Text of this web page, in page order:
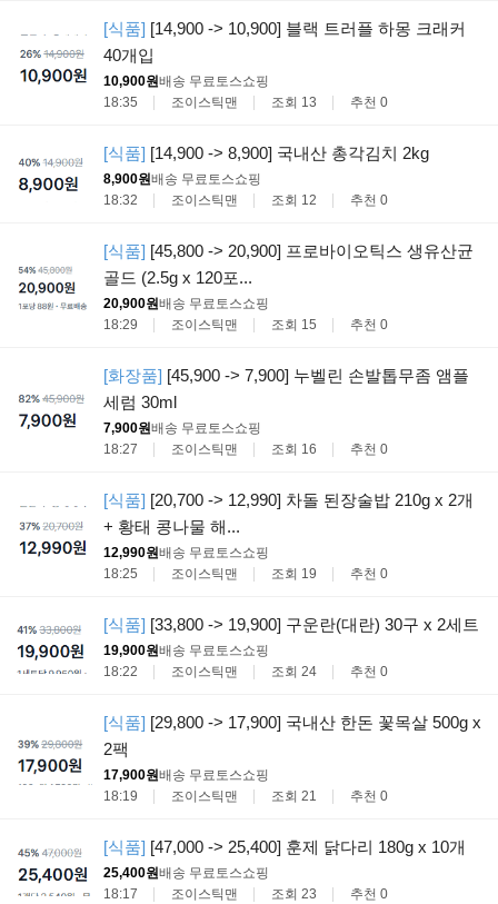
[식품] [14,900 -> 10,900] 블랙 트러플 하몽 크래커
40개입
10,900원배송 무료토스쇼핑
18:35
조이스틱맨 조회 13 추천 0
[식품] [14,900 -> 8,900] 국내산 총각김치 2kg
8,900원배송 무료토스쇼핑
18:32
조이스틱맨 조회 12 추천 0
[식품] [45,800 -> 20,900] 프로바이오틱스 생유산균
골드 (2.5g x 120포...
20,900원배송 무료토스쇼핑
18:29
조이스틱맨 조회 15 추천 0
[화장품] [45,900 -> 7,900] 누벨린 손발톱무좀 앰플
세럼 30ml
7,900원배송 무료토스쇼핑
18:27
조이스틱맨 조회 16 추천 0
[식품] [20,700 -> 12,990] 차돌 된장술밥 210g x 2개
+ 황태 콩나물 해...
12,990원배송 무료토스쇼핑
18:25
조이스틱맨 조회 19 추천 0
[식품] [33,800 -> 19,900] 구운란(대란) 30구 x 2세트
19,900원배송 무료토스쇼핑
18:22
조이스틱맨 조회 24 추천 0
[식품] [29,800 -> 17,900] 국내산 한돈 꽃목살 500g x
2팩
17,900원배송 무료토스쇼핑
18:19
조이스틱맨 조회 21 추천 0
[식품] [47,000 -> 25,400] 훈제 닭다리 180g x 10개
25,400원배송 무료토스쇼핑
18:17
조이스틱맨 조회 23 추천 0